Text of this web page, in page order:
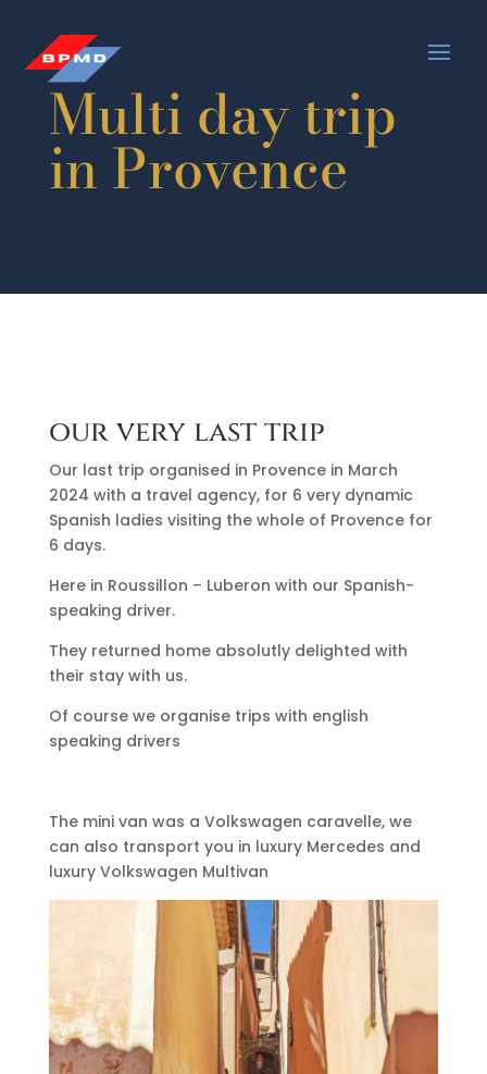
Multi day trip
in Provence
our very last trip
Our last trip organised in Provence in March
2024 with a travel agency, for 6 very dynamic
Spanish ladies visiting the whole of Provence for
6 days.
Here in Roussillon – Luberon with our Spanish-
speaking driver.
They returned home absolutly delighted with
their stay with us.
Of course we organise trips with english
speaking drivers
The mini van was a Volkswagen caravelle, we
can also transport you in luxury Mercedes and
luxury Volkswagen Multivan